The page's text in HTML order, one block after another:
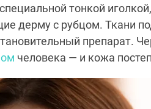
тонкой
дерму с рубцом. Ткани
препарат.
человека — и кожа